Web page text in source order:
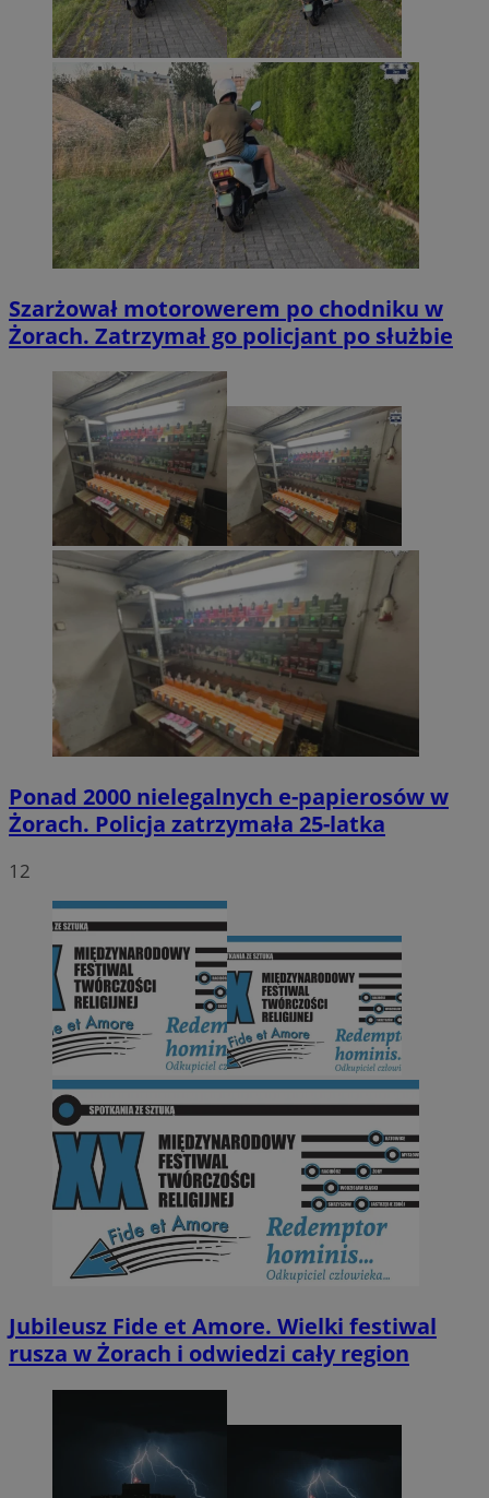
Szarżował motorowerem po chodniku w
Żorach. Zatrzymał go policjant po służbie
Ponad 2000 nielegalnych e-papierosów w
Żorach. Policja zatrzymała 25-latka
12
Jubileusz Fide et Amore. Wielki festiwal
rusza w Żorach i odwiedzi cały region